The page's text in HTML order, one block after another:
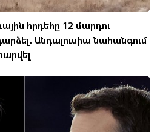
հրդեհը 12 մարդու
Անդալուսիա նահանգում